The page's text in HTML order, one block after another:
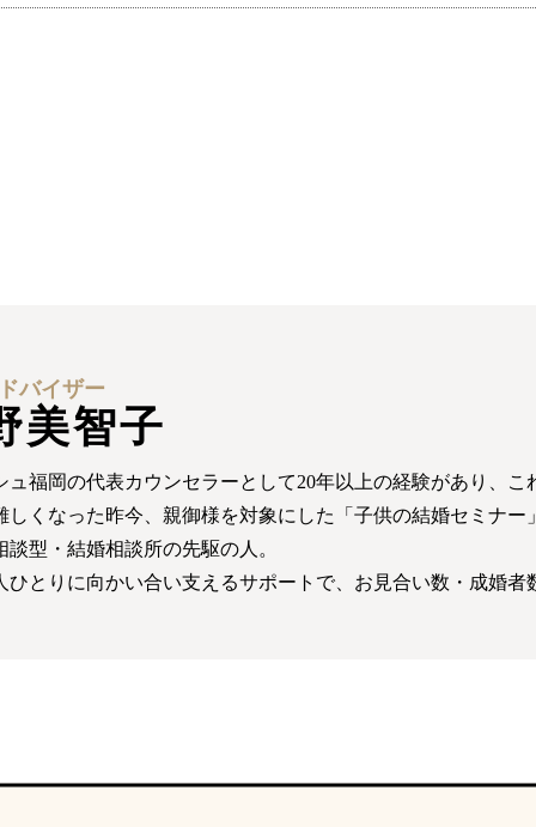
バイザー
美智子
ュ福岡の代表カウンセラーとして20年以上の経験があり、
しくなった昨今、親御様を対象にした「子供の結婚セミナ
談型・結婚相談所の先駆の人。
ひとりに向かい合い支えるサポートで、お見合い数・成婚